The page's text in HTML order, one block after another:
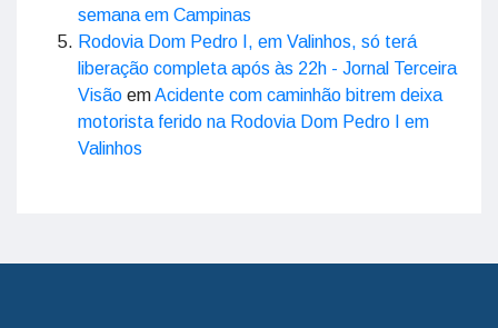
semana em Campinas
Rodovia Dom Pedro I, em Valinhos, só terá
liberação completa após às 22h - Jornal Terceira
Visão emAcidente com caminhão bitrem deixa
motorista ferido na Rodovia Dom Pedro I em
Valinhos